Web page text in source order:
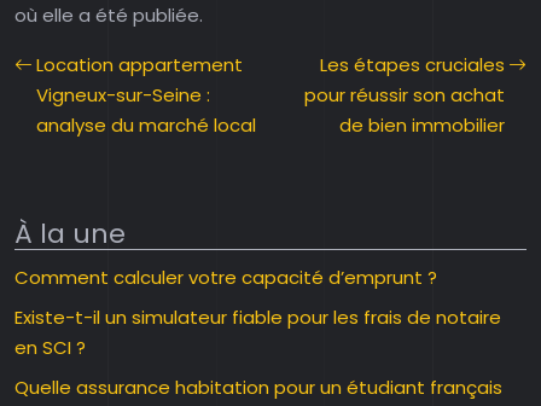
où elle a été publiée.
Location appartement
Vigneux-sur-Seine :
analyse du marché local
Les étapes cruciales
pour réussir son achat
de bien immobilier
À la une
Comment calculer votre capacité d’emprunt ?
Existe-t-il un simulateur fiable pour les frais de notaire
en SCI ?
Quelle assurance habitation pour un étudiant français